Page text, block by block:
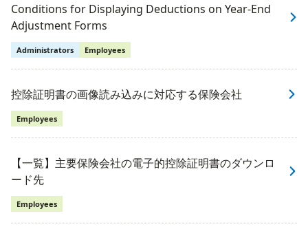
Conditions for Displaying Deductions on Year-End
Adjustment Forms
Administrators Employees
控除証明書の画像読み込みに対応する保険会社
Employees
【一覧】主要保険会社の電子的控除証明書のダウンロ
ード先
Employees